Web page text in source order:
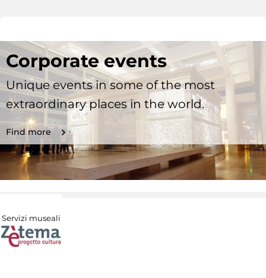
Corporate events
Unique events in some of the most
extraordinary places in the world.
Find more
Servizi museali